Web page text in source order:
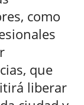
como
que
liberar